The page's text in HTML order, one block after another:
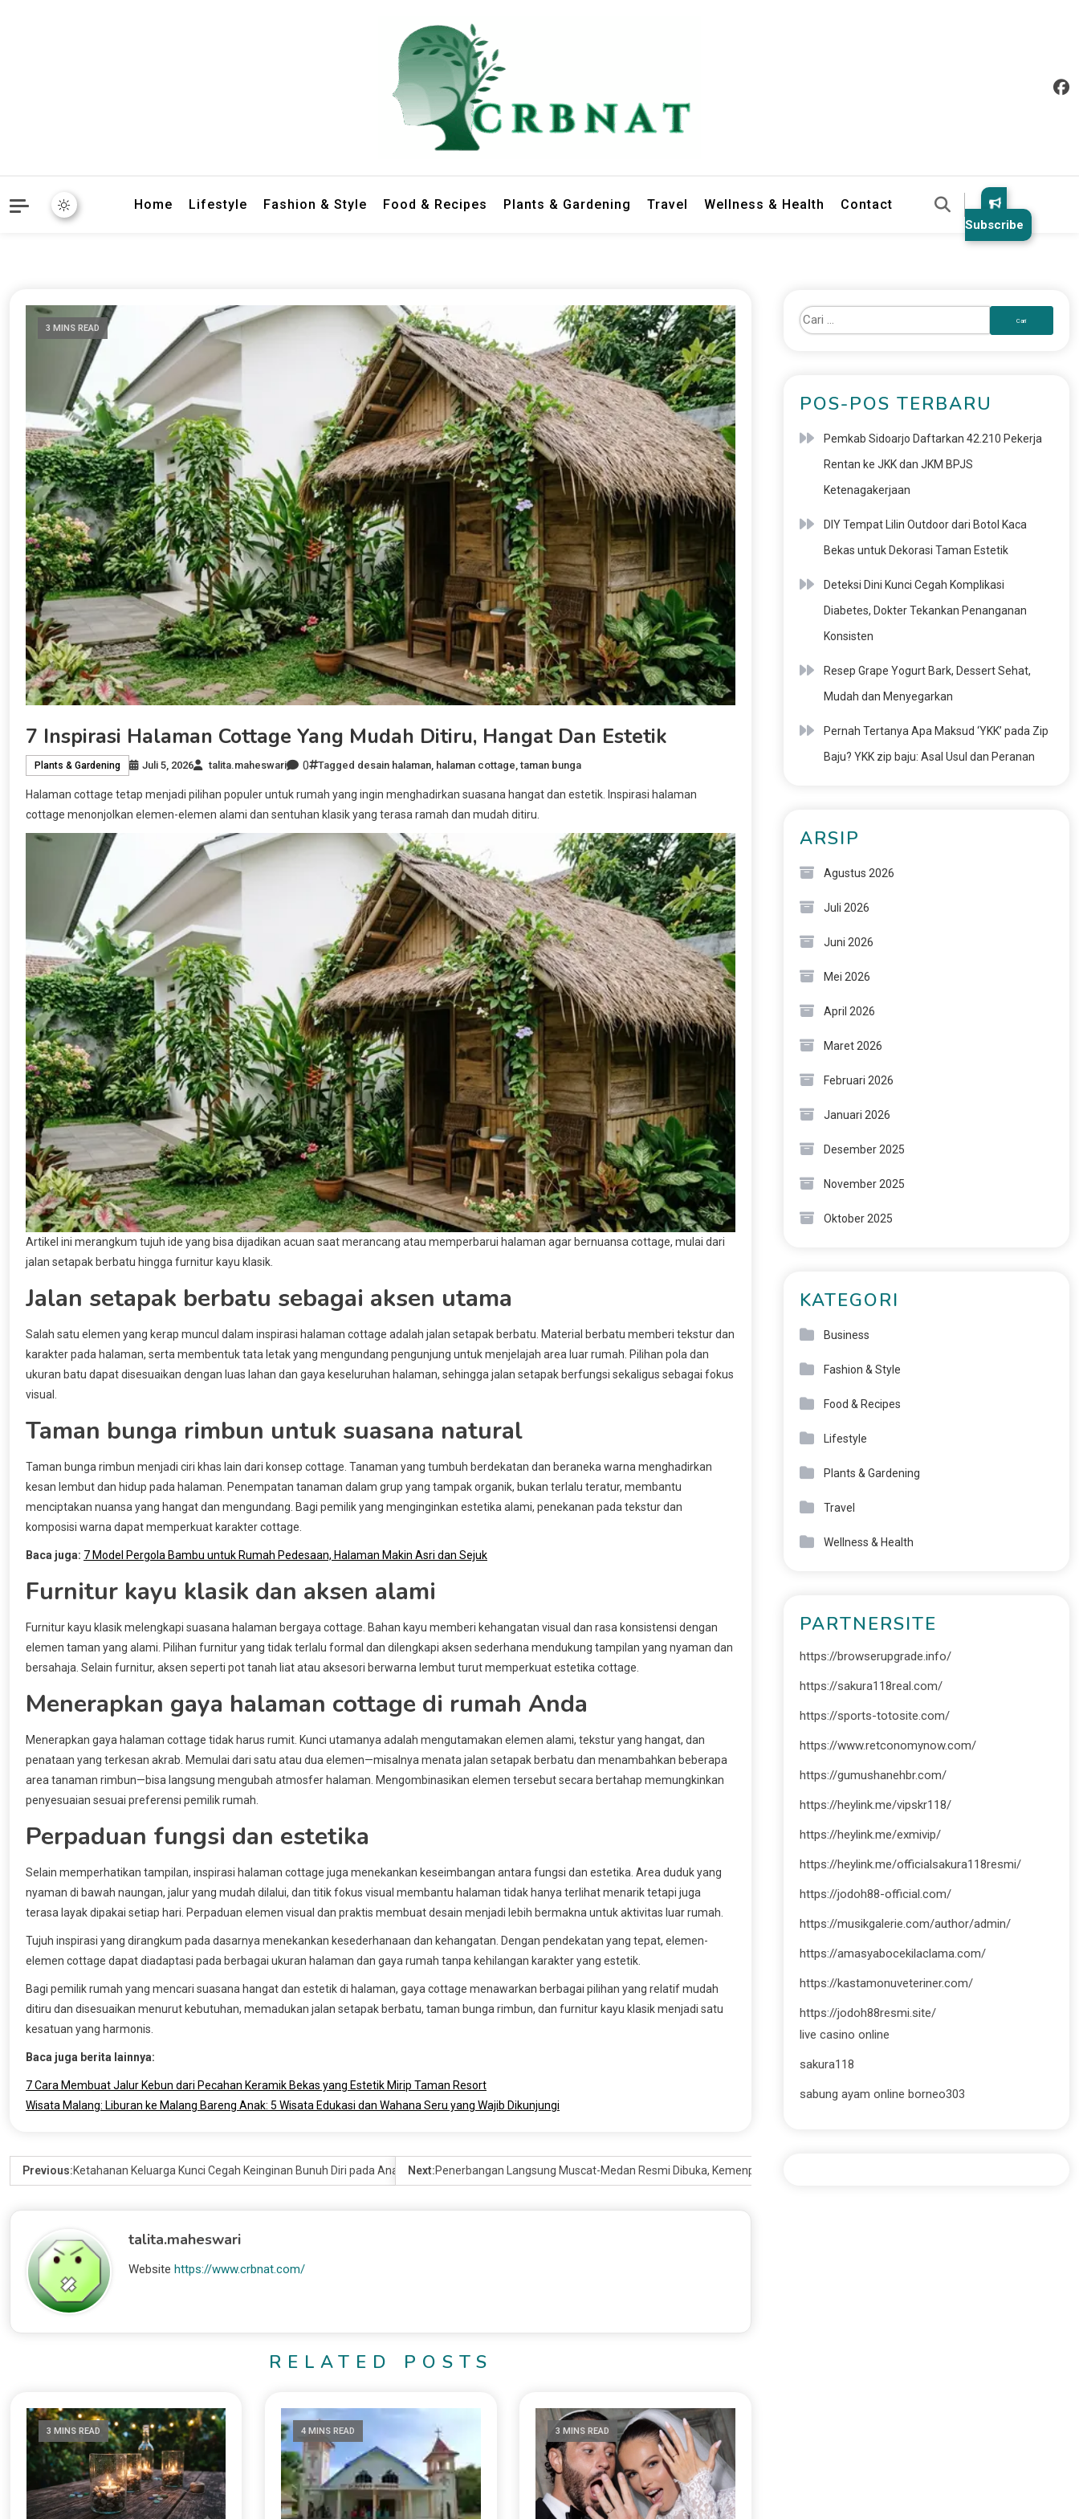
Home Lifestyle Fashion & Style Food & Recipes Plants & Gardening Travel Wellness & Health Contact
Subscribe
3 MINS READ
7 Inspirasi Halaman Cottage Yang Mudah Ditiru, Hangat Dan Estetik
Plants & Gardening Juli 5, 2026 talita.maheswari 0 Tagged desain halaman, halaman cottage,taman bunga
Halaman cottage tetap menjadi pilihan populer untuk rumah yang ingin menghadirkan suasana hangat dan estetik. Inspirasi halaman
cottage menonjolkan elemen-elemen alami dan sentuhan klasik yang terasa ramah dan mudah ditiru.
Artikel ini merangkum tujuh ide yang bisa dijadikan acuan saat merancang atau memperbarui halaman agar bernuansa cottage, mulai dari
jalan setapak berbatu hingga furnitur kayu klasik.
Jalan setapak berbatu sebagai aksen utama
Salah satu elemen yang kerap muncul dalam inspirasi halaman cottage adalah jalan setapak berbatu. Material berbatu memberi tekstur dan
karakter pada halaman, serta membentuk tata letak yang mengundang pengunjung untuk menjelajah area luar rumah. Pilihan pola dan
ukuran batu dapat disesuaikan dengan luas lahan dan gaya keseluruhan halaman, sehingga jalan setapak berfungsi sekaligus sebagai fokus
visual.
Taman bunga rimbun untuk suasana natural
Taman bunga rimbun menjadi ciri khas lain dari konsep cottage. Tanaman yang tumbuh berdekatan dan beraneka warna menghadirkan
kesan lembut dan hidup pada halaman. Penempatan tanaman dalam grup yang tampak organik, bukan terlalu teratur, membantu
menciptakan nuansa yang hangat dan mengundang. Bagi pemilik yang menginginkan estetika alami, penekanan pada tekstur dan
komposisi warna dapat memperkuat karakter cottage.
Baca juga: 7 Model Pergola Bambu untuk Rumah Pedesaan, Halaman Makin Asri dan Sejuk
Furnitur kayu klasik dan aksen alami
Furnitur kayu klasik melengkapi suasana halaman bergaya cottage. Bahan kayu memberi kehangatan visual dan rasa konsistensi dengan
elemen taman yang alami. Pilihan furnitur yang tidak terlalu formal dan dilengkapi aksen sederhana mendukung tampilan yang nyaman dan
bersahaja. Selain furnitur, aksen seperti pot tanah liat atau aksesori berwarna lembut turut memperkuat estetika cottage.
Menerapkan gaya halaman cottage di rumah Anda
Menerapkan gaya halaman cottage tidak harus rumit. Kunci utamanya adalah mengutamakan elemen alami, tekstur yang hangat, dan
penataan yang terkesan akrab. Memulai dari satu atau dua elemen—misalnya menata jalan setapak berbatu dan menambahkan beberapa
area tanaman rimbun—bisa langsung mengubah atmosfer halaman. Mengombinasikan elemen tersebut secara bertahap memungkinkan
penyesuaian sesuai preferensi pemilik rumah.
Perpaduan fungsi dan estetika
Selain memperhatikan tampilan, inspirasi halaman cottage juga menekankan keseimbangan antara fungsi dan estetika. Area duduk yang
nyaman di bawah naungan, jalur yang mudah dilalui, dan titik fokus visual membantu halaman tidak hanya terlihat menarik tetapi juga
terasa layak dipakai setiap hari. Perpaduan elemen visual dan praktis membuat desain menjadi lebih bermakna untuk aktivitas luar rumah.
Tujuh inspirasi yang dirangkum pada dasarnya menekankan kesederhanaan dan kehangatan. Dengan pendekatan yang tepat, elemen-
elemen cottage dapat diadaptasi pada berbagai ukuran halaman dan gaya rumah tanpa kehilangan karakter yang estetik.
Bagi pemilik rumah yang mencari suasana hangat dan estetik di halaman, gaya cottage menawarkan berbagai pilihan yang relatif mudah
ditiru dan disesuaikan menurut kebutuhan, memadukan jalan setapak berbatu, taman bunga rimbun, dan furnitur kayu klasik menjadi satu
kesatuan yang harmonis.
Baca juga berita lainnya:
7 Cara Membuat Jalur Kebun dari Pecahan Keramik Bekas yang Estetik Mirip Taman Resort
Wisata Malang: Liburan ke Malang Bareng Anak: 5 Wisata Edukasi dan Wahana Seru yang Wajib Dikunjungi
Previous:Ketahanan Keluarga Kunci Cegah Keinginan Bunuh Diri pada Anak dan Remaja
Next:Penerbangan Langsung Muscat-Medan Resmi Dibuka, Kemenpar Bidik Lonjakan Wisatawan Timur Tengah ke Danau…
talita.maheswari
Website https://www.crbnat.com/
RELATED POSTS
3 MINS READ 4 MINS READ 3 MINS READ
POS-POS TERBARU
Pemkab Sidoarjo Daftarkan 42.210 Pekerja
Rentan ke JKK dan JKM BPJS
Ketenagakerjaan
DIY Tempat Lilin Outdoor dari Botol Kaca
Bekas untuk Dekorasi Taman Estetik
Deteksi Dini Kunci Cegah Komplikasi
Diabetes, Dokter Tekankan Penanganan
Konsisten
Resep Grape Yogurt Bark, Dessert Sehat,
Mudah dan Menyegarkan
Pernah Tertanya Apa Maksud ‘YKK’ pada Zip
Baju? YKK zip baju: Asal Usul dan Peranan
ARSIP
Agustus 2026
Juli 2026
Juni 2026
Mei 2026
April 2026
Maret 2026
Februari 2026
Januari 2026
Desember 2025
November 2025
Oktober 2025
KATEGORI
Business
Fashion & Style
Food & Recipes
Lifestyle
Plants & Gardening
Travel
Wellness & Health
PARTNERSITE
https://browserupgrade.info/
https://sakura118real.com/
https://sports-totosite.com/
https://www.retconomynow.com/
https://gumushanehbr.com/
https://heylink.me/vipskr118/
https://heylink.me/exmivip/
https://heylink.me/officialsakura118resmi/
https://jodoh88-official.com/
https://musikgalerie.com/author/admin/
https://amasyabocekilaclama.com/
https://kastamonuveteriner.com/
https://jodoh88resmi.site/
live casino online
sakura118
sabung ayam online borneo303